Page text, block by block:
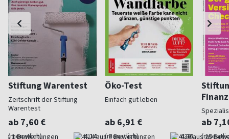
Stiftung Warentest
Zeitschrift der Stiftung
Warentest
ab 7,60 €
(monatlich) 4,14
Öko-Test
Einfach gut leben
ab 6,91 €
(monatlich) 4,36
ab